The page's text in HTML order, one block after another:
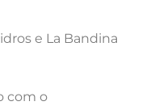
e La Bandina
com o